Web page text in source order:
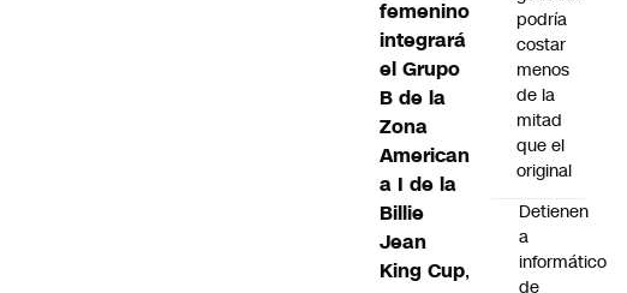
femenino
integrará
el Grupo
B de la
Zona
American
a I de la
Billie
Jean
King Cup,
podría
costar
menos
de la
mitad
que el
original
Detienen
a
informático
de